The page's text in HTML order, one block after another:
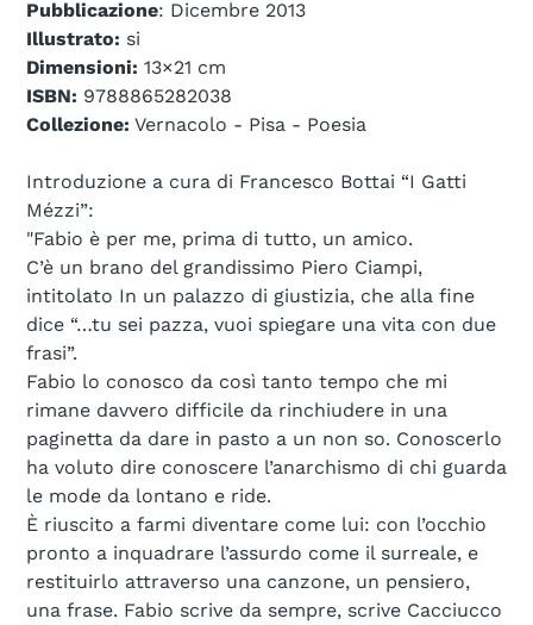
Pubblicazione: Dicembre 2013
Illustrato: si
Dimensioni: 13×21 cm
ISBN: 9788865282038
Collezione: Vernacolo - Pisa - Poesia
Introduzione a cura di Francesco Bottai “I Gatti
Mézzi”:
"Fabio è per me, prima di tutto, un amico.
C’è un brano del grandissimo Piero Ciampi,
intitolato In un palazzo di giustizia, che alla fine
dice “…tu sei pazza, vuoi spiegare una vita con due
frasi”.
Fabio lo conosco da così tanto tempo che mi
rimane davvero difficile da rinchiudere in una
paginetta da dare in pasto a un non so. Conoscerlo
ha voluto dire conoscere l’anarchismo di chi guarda
le mode da lontano e ride.
È riuscito a farmi diventare come lui: con l’occhio
pronto a inquadrare l’assurdo come il surreale, e
restituirlo attraverso una canzone, un pensiero,
una frase. Fabio scrive da sempre, scrive Cacciucco